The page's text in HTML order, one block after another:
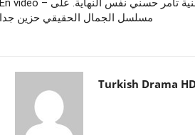
En vidéo – اغنية تامر حسني نفس النهاية. على
مسلسل الجمال الحقيقي حزين جدا